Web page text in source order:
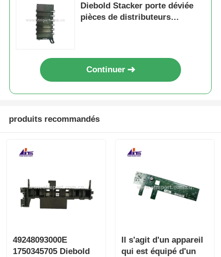
Diebold Stacker porte déviée
pièces de distributeurs
Continuer
produits recommandés
49248093000E
1750345705 Diebold
Il s'agit d'un appareil
qui est équipé d'un